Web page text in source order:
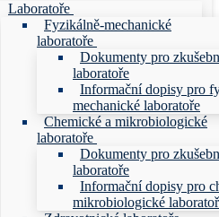
Laboratoře
Fyzikálně-mechanické
laboratoře
Dokumenty pro
laboratoře
Informační dopisy pro
mechanické laboratoře
Chemické a mikrobiologické
laboratoře
Dokumenty pro
laboratoře
Informační dopisy pro
mikrobiologické